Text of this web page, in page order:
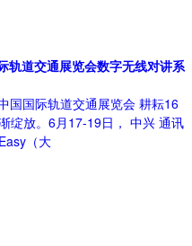
轨道交通展览会数字无线对讲系
国国际轨道交通展览会 耕耘16
绽放。6月17-19日， 中兴 通讯
（大